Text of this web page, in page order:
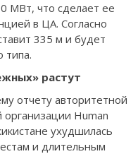
МВт, что сделает ее
в ЦА. Согласно
335 м и будет
типа.
растут
отчету авторитетной
Human
ухудшилась
и длительным